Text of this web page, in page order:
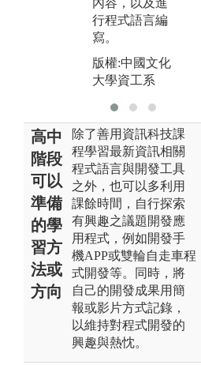
內容，以及進
行程式語言編
寫。
版權:中國文化
大學資工系
高中
階段
可以
準備
的學
習方
法或
方向
除了善用資訊科技課
程學習最新資訊相關
程式語言與開發工具
之外，也可以多利用
課餘時間，自行探索
有興趣之議題開發應
用程式，例如開發手
機APP或雙輪自走車程
式開發等。同時，將
自己的開發成果用簡
報或影片方式記錄，
以維持對程式開發的
興趣與熱忱。